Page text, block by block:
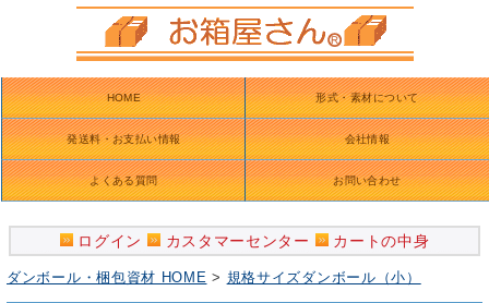
HOME 形式・素材について
発送料・お支払い情報 会社情報
よくある質問 お問い合わせ
ログイン カスタマーセンター カートの中身
ダンボール・梱包資材 HOME > 規格サイズダンボール（小）